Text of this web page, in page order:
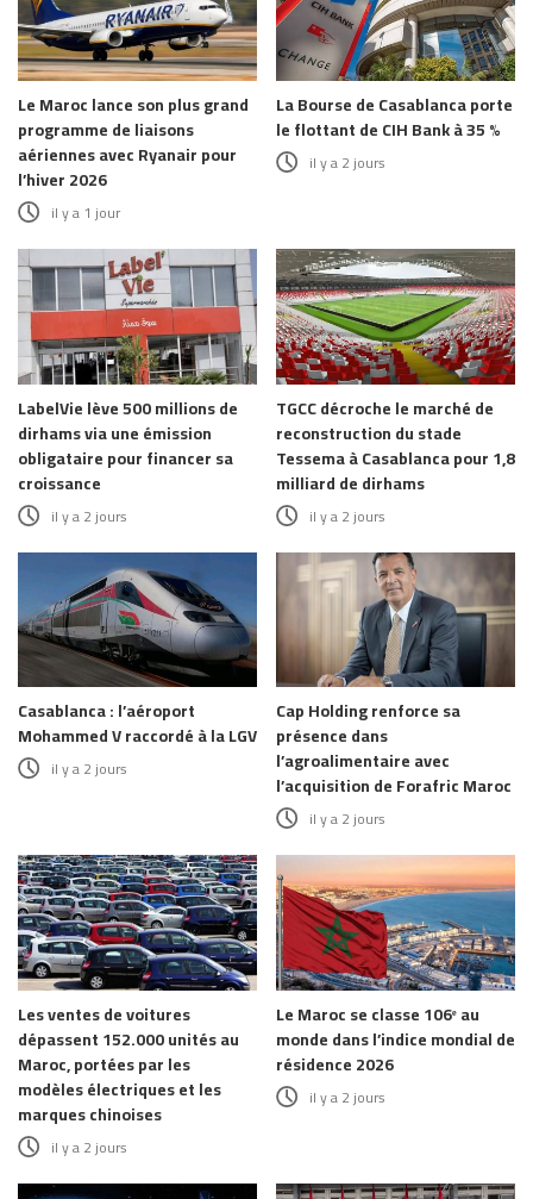
Le Maroc lance son plus grand
programme de liaisons
aériennes avec Ryanair pour
l’hiver 2026
il y a 1 jour
La Bourse de Casablanca porte
le flottant de CIH Bank à 35 %
il y a 2 jours
LabelVie lève 500 millions de
dirhams via une émission
obligataire pour financer sa
croissance
il y a 2 jours
TGCC décroche le marché de
reconstruction du stade
Tessema à Casablanca pour 1,8
milliard de dirhams
il y a 2 jours
Casablanca : l’aéroport
Mohammed V raccordé à la LGV
il y a 2 jours
Cap Holding renforce sa
présence dans
l’agroalimentaire avec
l’acquisition de Forafric Maroc
il y a 2 jours
Les ventes de voitures
dépassent 152.000 unités au
Maroc, portées par les
modèles électriques et les
marques chinoises
il y a 2 jours
Le Maroc se classe 106ᵉ au
monde dans l’indice mondial de
résidence 2026
il y a 2 jours